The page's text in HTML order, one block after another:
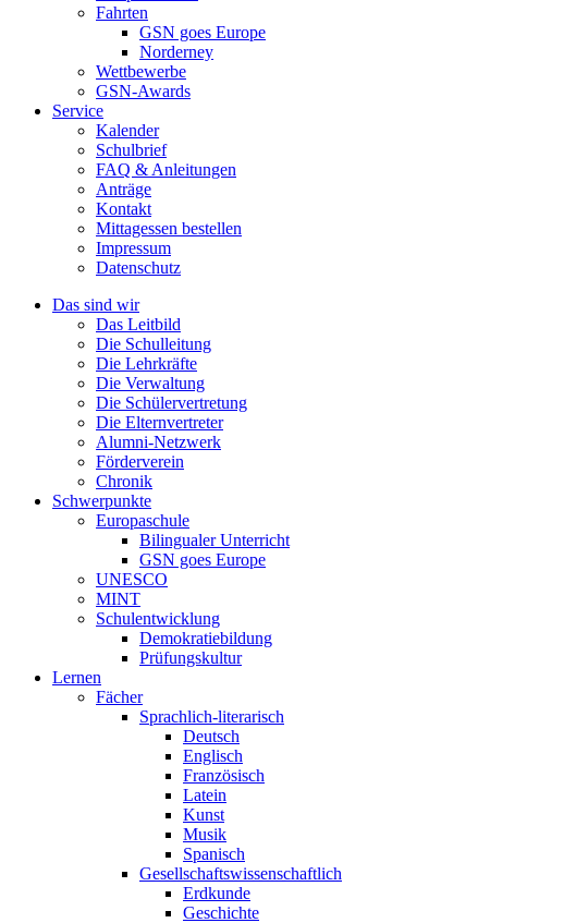
Fahrten
GSN goes Europe
Norderney
Wettbewerbe
GSN-Awards
Service
Kalender
Schulbrief
FAQ & Anleitungen
Anträge
Kontakt
Mittagessen bestellen
Impressum
Datenschutz
Das sind wir
Das Leitbild
Die Schulleitung
Die Lehrkräfte
Die Verwaltung
Die Schülervertretung
Die Elternvertreter
Alumni-Netzwerk
Förderverein
Chronik
Schwerpunkte
Europaschule
Bilingualer Unterricht
GSN goes Europe
UNESCO
MINT
Schulentwicklung
Demokratiebildung
Prüfungskultur
Lernen
Fächer
Sprachlich-literarisch
Deutsch
Englisch
Französisch
Latein
Kunst
Musik
Spanisch
Gesellschaftswissenschaftlich
Erdkunde
Geschichte